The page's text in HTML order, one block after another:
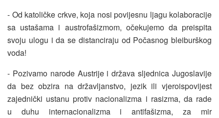
- Od katoličke crkve, koja nosi povijesnu ljagu kolaboracije
sa ustašama i austrofašizmom, očekujemo da preispita
svoju ulogu i da se distanciraju od Počasnog bleiburškog
voda!
- Pozivamo narode Austrije i država sljednica Jugoslavije
da bez obzira na državljanstvo, jezik ili vjeroispovijest
zajednički ustanu protiv nacionalizma i rasizma, da rade
u duhu internacionalizma i antifašizma, za mir